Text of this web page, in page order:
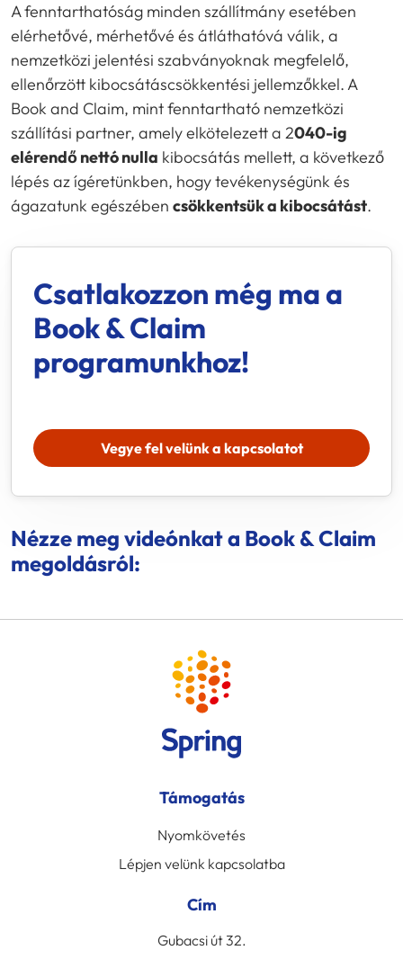
A fenntarthatóság minden szállítmány esetében
elérhetővé, mérhetővé és átláthatóvá válik, a
nemzetközi jelentési szabványoknak megfelelő,
ellenőrzött kibocsátáscsökkentési jellemzőkkel. A
Book and Claim, mint fenntartható nemzetközi
szállítási partner, amely elkötelezett a 2040-ig
elérendő nettó nulla kibocsátás mellett, a következő
lépés az ígéretünkben, hogy tevékenységünk és
ágazatunk egészében csökkentsük a kibocsátást.
Csatlakozzon még ma a
Book & Claim
programunkhoz!
Vegye fel velünk a kapcsolatot
Nézze meg videónkat a Book & Claim
megoldásról:
Támogatás
Nyomkövetés
Lépjen velünk kapcsolatba
Cím
Gubacsi út 32.